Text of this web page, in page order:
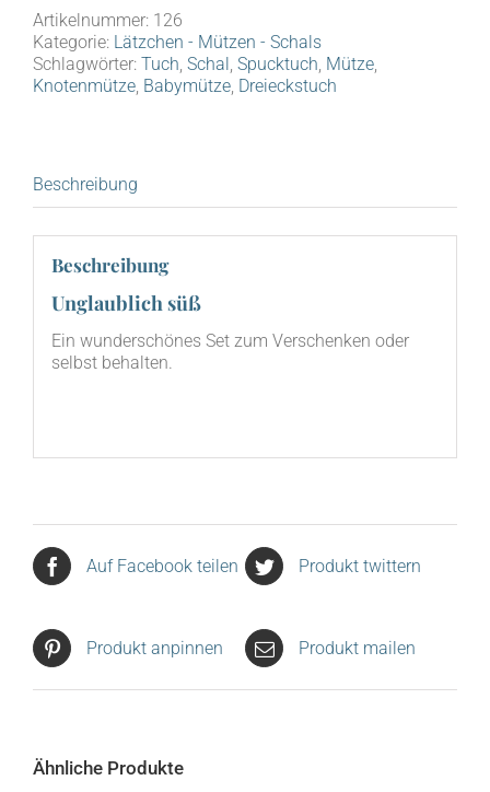
Dreieckstuch,
Spucktuch
Grau
Menge
Artikelnummer: 126
Kategorie: Lätzchen - Mützen - Schals
Schlagwörter: Tuch Schal Spucktuch Mütze
Knotenmütze Babymütze Dreieckstuch
Beschreibung
Beschreibung
Unglaublich süß
Ein wun­der­schö­nes Set zum Ver­schen­ken oder
selbst behalten.
Auf Facebook teilen Produkt twittern
Produkt anpinnen Produkt mailen
Ähnliche Produkte